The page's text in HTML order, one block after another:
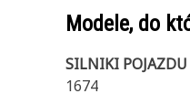
Modele, do
SILNIKI
1674